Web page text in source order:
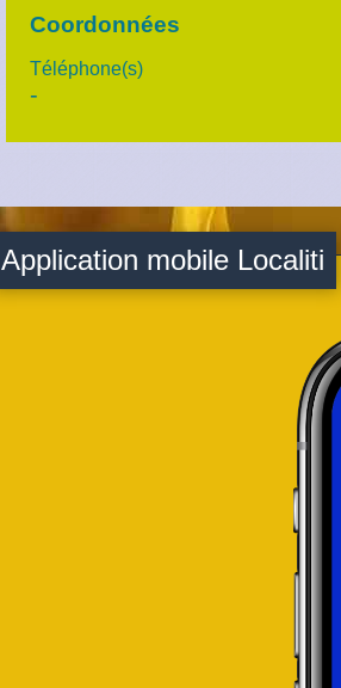
Coordonnées
Téléphone(s)
-
Application mobile Localiti